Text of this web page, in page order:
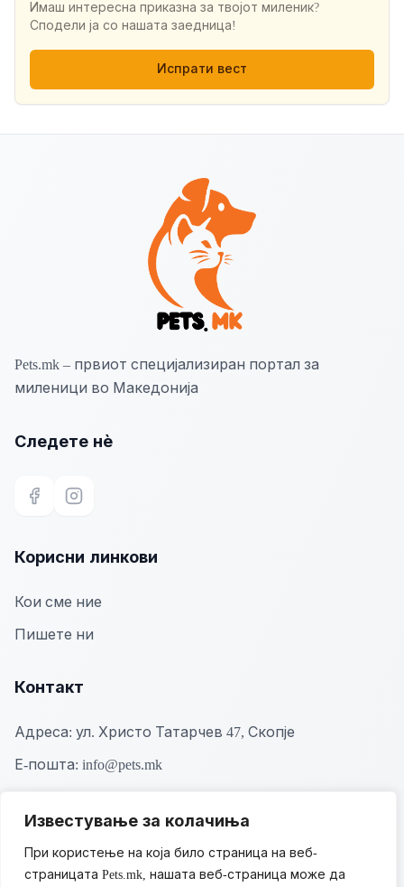
Известување за колачиња
При користење на која било страница на веб-
страницата Pets.mk, нашата веб-страница може да
Имаш интересна приказна за твојот миленик?
Сподели ја со нашата заедница!
Испрати вест
Pets.mk – првиот специјализиран портал за
миленици во Македонија
Следете нѐ
Корисни линкови
Кои сме ние
Пишете ни
Контакт
Адреса: ул. Христо Татарчев 47, Скопје
Е-пошта: info@pets.mk